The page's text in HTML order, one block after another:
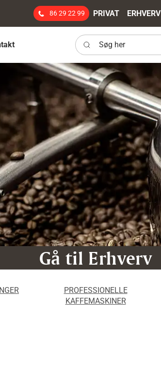
86 29 22 99 PRIVAT ERHVERV
Søg her
Gå til Erhverv
PROFESSIONELLE
KAFFEMASKINER